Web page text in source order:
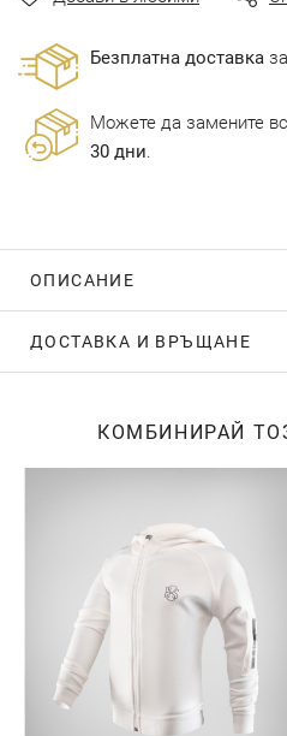
Безплатна доставка
Можете да замените
30 дни.
ОПИСАНИЕ
ДОСТАВКА И ВРЪЩАНЕ
КОМБИНИРАЙ